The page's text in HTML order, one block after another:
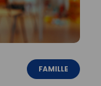
FAMILLE